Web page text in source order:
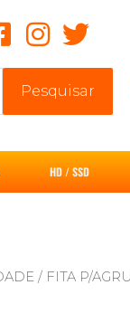
Pesquisar
HD / SSD
/ FITA P/